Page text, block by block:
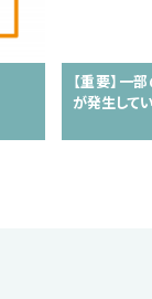
【重要】一
が発生してい